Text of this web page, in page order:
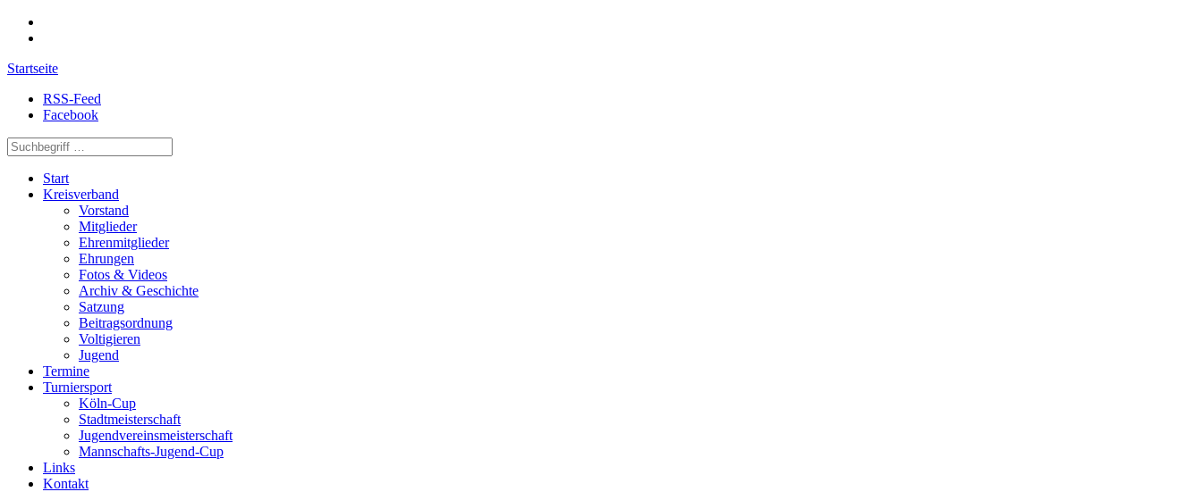
Startseite
RSS-Feed
Facebook
Start
Kreisverband
Vorstand
Mitglieder
Ehrenmitglieder
Ehrungen
Fotos & Videos
Archiv & Geschichte
Satzung
Beitragsordnung
Voltigieren
Jugend
Termine
Turniersport
Köln-Cup
Stadtmeisterschaft
Jugendvereinsmeisterschaft
Mannschafts-Jugend-Cup
Links
Kontakt